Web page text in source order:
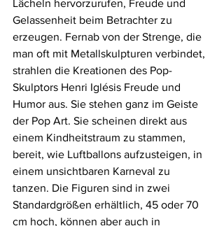
Lächeln hervorzurufen, Freude und
Gelassenheit beim Betrachter zu
erzeugen. Fernab von der Strenge, die
man oft mit Metallskulpturen verbindet,
strahlen die Kreationen des Pop-
Skulptors Henri Iglésis Freude und
Humor aus. Sie stehen ganz im Geiste
der Pop Art. Sie scheinen direkt aus
einem Kindheitstraum zu stammen,
bereit, wie Luftballons aufzusteigen, in
einem unsichtbaren Karneval zu
tanzen. Die Figuren sind in zwei
Standardgrößen erhältlich, 45 oder 70
cm hoch, können aber auch in